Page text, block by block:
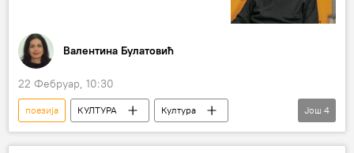
Валентина Булатовић
22 Фебруар, 10:30
поезија КУЛТУРА
Култура
интервју
Орбита културе
Још 4